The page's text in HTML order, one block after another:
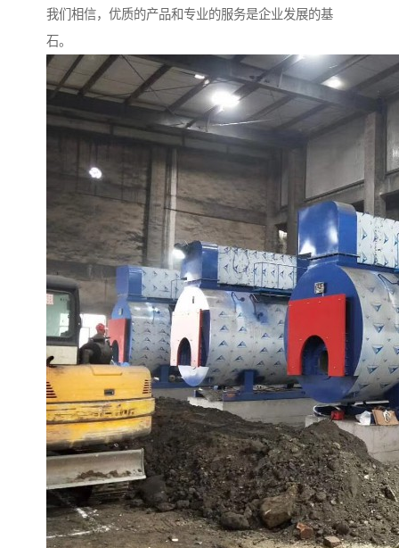
我们相信，优质的产品和专业的服务是企业发展的基
石。